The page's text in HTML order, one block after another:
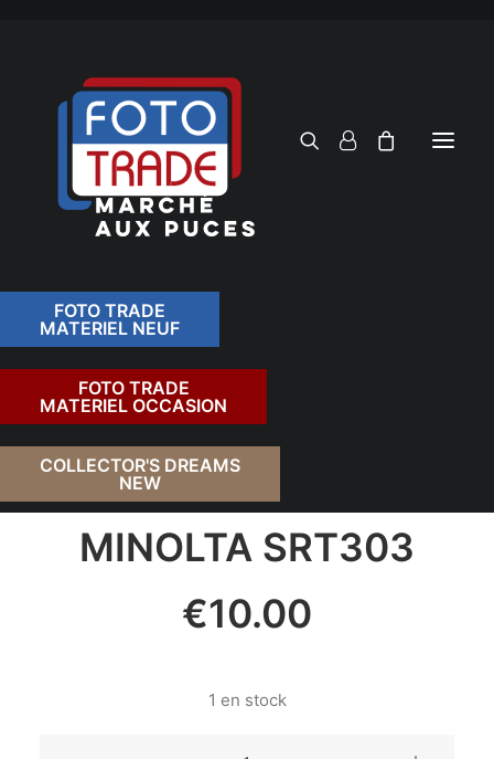
FOTO TRADE
MATERIEL NEUF
FOTO TRADE
MATERIEL OCCASION
COLLECTOR'S DREAMS
NEW
RETOUR
MINOLTA SRT303
€10.00
1 en stock